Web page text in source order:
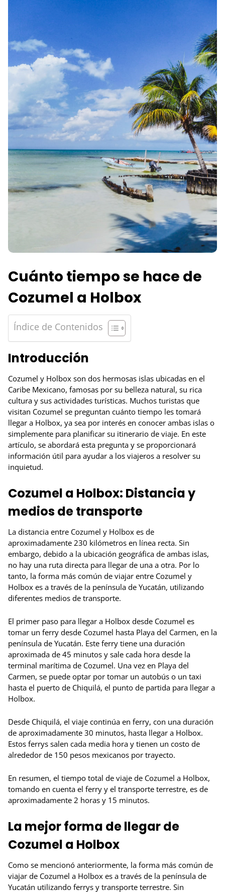
Cuánto tiempo se hace de
Cozumel a Holbox
Índice de Contenidos
Introducción
Cozumel y Holbox son dos hermosas islas ubicadas en el
Caribe Mexicano, famosas por su belleza natural, su rica
cultura y sus actividades turísticas. Muchos turistas que
visitan Cozumel se preguntan cuánto tiempo les tomará
llegar a Holbox, ya sea por interés en conocer ambas islas o
simplemente para planificar su itinerario de viaje. En este
artículo, se abordará esta pregunta y se proporcionará
información útil para ayudar a los viajeros a resolver su
inquietud.
Cozumel a Holbox: Distancia y
medios de transporte
La distancia entre Cozumel y Holbox es de
aproximadamente 230 kilómetros en línea recta. Sin
embargo, debido a la ubicación geográfica de ambas islas,
no hay una ruta directa para llegar de una a otra. Por lo
tanto, la forma más común de viajar entre Cozumel y
Holbox es a través de la península de Yucatán, utilizando
diferentes medios de transporte.
El primer paso para llegar a Holbox desde Cozumel es
tomar un ferry desde Cozumel hasta Playa del Carmen, en la
península de Yucatán. Este ferry tiene una duración
aproximada de 45 minutos y sale cada hora desde la
terminal marítima de Cozumel. Una vez en Playa del
Carmen, se puede optar por tomar un autobús o un taxi
hasta el puerto de Chiquilá, el punto de partida para llegar a
Holbox.
Desde Chiquilá, el viaje continúa en ferry, con una duración
de aproximadamente 30 minutos, hasta llegar a Holbox.
Estos ferrys salen cada media hora y tienen un costo de
alrededor de 150 pesos mexicanos por trayecto.
En resumen, el tiempo total de viaje de Cozumel a Holbox,
tomando en cuenta el ferry y el transporte terrestre, es de
aproximadamente 2 horas y 15 minutos.
La mejor forma de llegar de
Cozumel a Holbox
Como se mencionó anteriormente, la forma más común de
viajar de Cozumel a Holbox es a través de la península de
Yucatán utilizando ferrys y transporte terrestre. Sin